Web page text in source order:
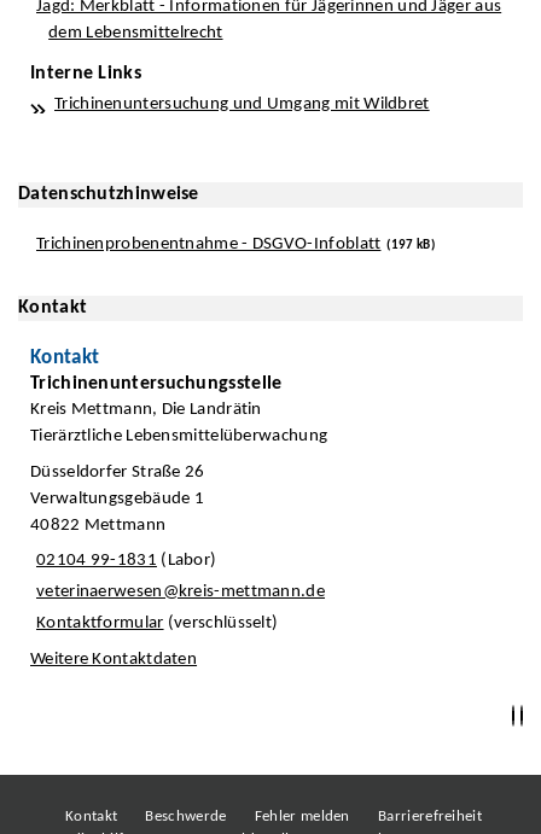
Jagd: Merkblatt - Informationen für Jägerinnen und Jäger aus
dem Lebensmittelrecht
Interne Links
Trichinenuntersuchung und Umgang mit Wildbret
Datenschutzhinweise
Trichinenprobenentnahme - DSGVO-Infoblatt (197 kB)
Kontakt
Kontakt
Trichinenuntersuchungsstelle
Kreis Mettmann, Die Landrätin
Tierärztliche Lebensmittelüberwachung
Düsseldorfer Straße 26
Verwaltungsgebäude 1
40822 Mettmann
02104 99-1831 (Labor)
veterinaerwesen@kreis-mettmann.de
Kontaktformular (verschlüsselt)
Weitere Kontaktdaten
Kontakt Beschwerde Fehler melden
Barrierefreiheit